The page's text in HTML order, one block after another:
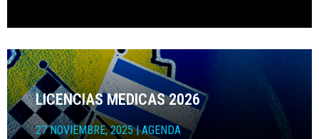
LICENCIAS MEDICAS 2026
27 NOVIEMBRE, 2025 | AGENDA